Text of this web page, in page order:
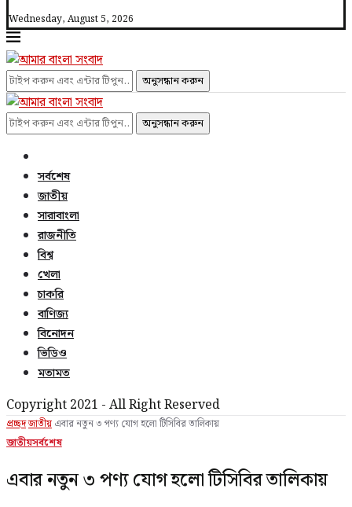
Wednesday, August 5, 2026
অনুসন্ধান করুন
অনুসন্ধান করুন
সর্বশেষ
জাতীয়
সারাবাংলা
রাজনীতি
বিশ্ব
খেলা
চাকরি
বাণিজ্য
বিনোদন
ভিডিও
মতামত
Copyright 2021 - All Right Reserved
প্রচ্ছদজাতীয় এবার নতুন ৩ পণ্য যোগ হলো টিসিবির তালিকায়
জাতীয়সর্বশেষ
এবার নতুন ৩ পণ্য যোগ হলো টিসিবির তালিকায়